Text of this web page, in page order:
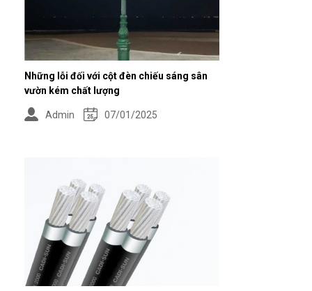
Những lỗi đối với cột đèn chiếu sáng sân
vườn kém chất lượng
Admin 07/01/2025